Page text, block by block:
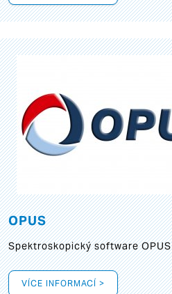
OPUS
Spektroskopický software OPUS
VÍCE INFORMACÍ >